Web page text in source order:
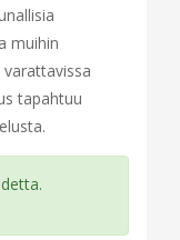
muihin
tapahtuu